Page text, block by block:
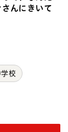
んにきいて
学校